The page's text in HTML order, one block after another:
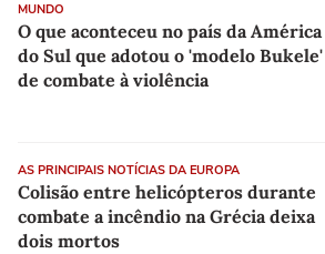
MUNDO
O que aconteceu no país da América
do Sul que adotou o 'modelo Bukele'
de combate à violência
AS PRINCIPAIS NOTÍCIAS DA EUROPA
Colisão entre helicópteros durante
combate a incêndio na Grécia deixa
dois mortos